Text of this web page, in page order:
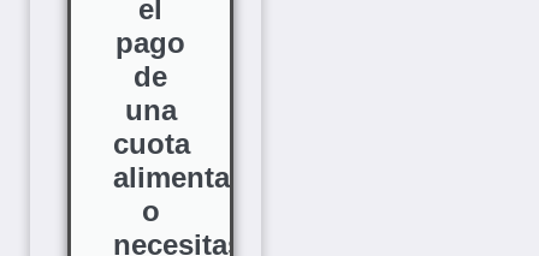
el
pago
de
una
cuota
alimentaria
o
necesitas